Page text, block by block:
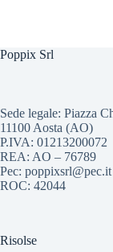
Poppix Srl
Sede legale: Piazza
11100 Aosta (AO)
P.IVA: 01213200072
REA: AO – 76789
Pec: poppixsrl@pec.it
ROC: 42044
Risolse